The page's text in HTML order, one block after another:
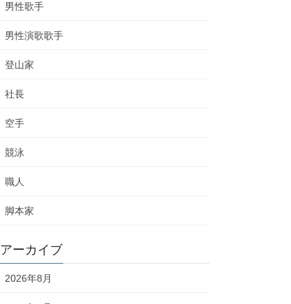
男性歌手
男性演歌歌手
登山家
社長
空手
競泳
職人
脚本家
アーカイブ
2026年8月